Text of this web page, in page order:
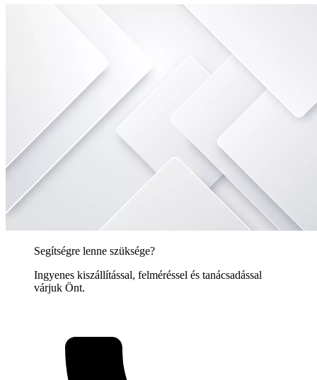
Segítségre lenne szüksége?
Ingyenes kiszállítással, felméréssel és tanácsadással
várjuk Önt.